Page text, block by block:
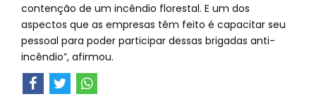
contenção de um incêndio florestal. E um dos
aspectos que as empresas têm feito é capacitar seu
pessoal para poder participar dessas brigadas anti-
incêndio”, afirmou.